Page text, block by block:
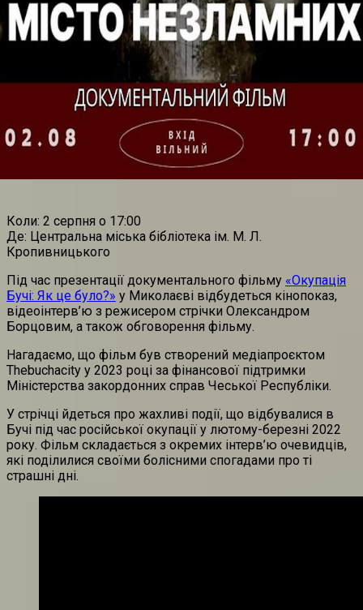
Коли: 2 серпня о 17:00
Де: Центральна міська бібліотека ім. М. Л.
Кропивницького
Під час презентації документального фільму «Окупація
Бучі: Як це було?» у Миколаєві відбудеться кінопоказ,
відеоінтерв’ю з режисером стрічки Олександром
Борцовим, а також обговорення фільму.
Нагадаємо, що фільм був створений медіапроєктом
Thebuchacity у 2023 році за фінансової підтримки
Міністерства закордонних справ Чеської Республіки.
У стрічці йдеться про жахливі події, що відбувалися в
Бучі під час російської окупації у лютому-березні 2022
року. Фільм складається з окремих інтерв’ю очевидців,
які поділилися своїми болісними спогадами про ті
страшні дні.